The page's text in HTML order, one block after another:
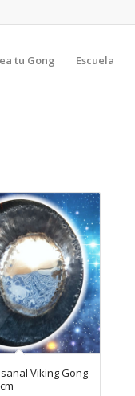
tu Gong Escuela
Viking Gong